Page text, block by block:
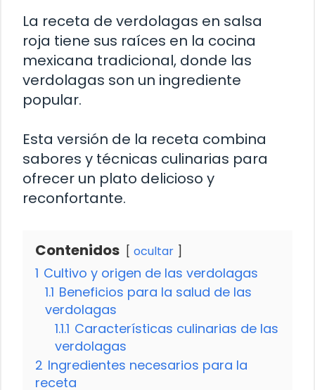
La receta de verdolagas en salsa
roja tiene sus raíces en la cocina
mexicana tradicional, donde las
verdolagas son un ingrediente
popular.
Esta versión de la receta combina
sabores y técnicas culinarias para
ofrecer un plato delicioso y
reconfortante.
Contenidos ocultar
1 Cultivo y origen de las verdolagas
1.1 Beneficios para la salud de las
verdolagas
1.1.1 Características culinarias de las
verdolagas
2 Ingredientes necesarios para la
receta